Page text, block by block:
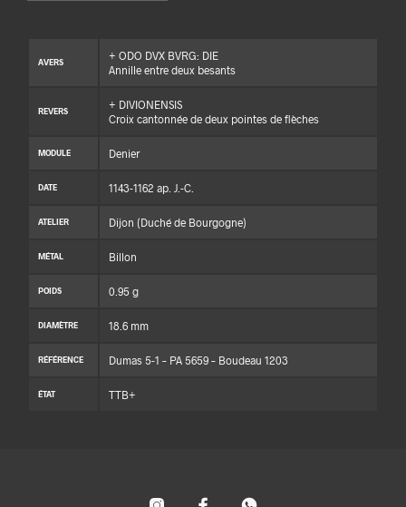
AVERS
+ ODO DVX BVRG: DIE
Annille entre deux besants
REVERS
+ DIVIONENSIS
Croix cantonnée de deux pointes de flèches
MODULE Denier
DATE 1143-1162 ap. J.-C.
ATELIER Dijon (Duché de Bourgogne)
MÉTAL Billon
POIDS 0.95 g
DIAMÈTRE 18.6 mm
RÉFÉRENCE Dumas 5-1 – PA 5659 – Boudeau 1203
ÉTAT TTB+